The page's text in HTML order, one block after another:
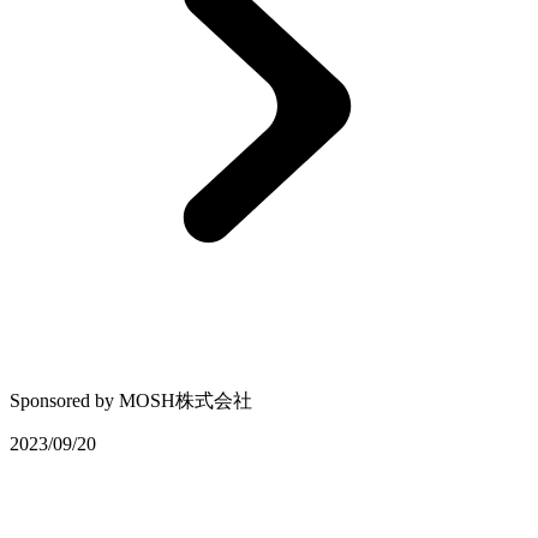
Sponsored by MOSH株式会社
2023/09/20